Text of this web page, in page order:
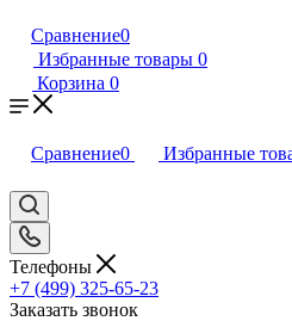
Сравнение0
Избранные товары 0
Корзина 0
Сравнение0 Избранные
Телефоны
+7 (499) 325-65-23
Заказать звонок